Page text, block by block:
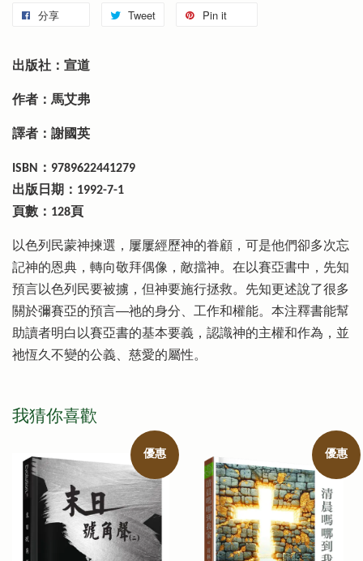
分享 Tweet Pin it
出版社：宣道
作者：馬艾弗
譯者：謝國英
ISBN：9789622441279
出版日期：1992-7-1
頁數：128頁
以色列民蒙神揀選，屢屢經歷神的眷顧，可是他們卻多次忘
記神的恩典，轉向敬拜偶像，敵擋神。在以賽亞書中，先知
預言以色列民要被擄，但神要施行拯救。先知更述說了很多
關於彌賽亞的預言──祂的身分、工作和權能。本注釋書能幫
助讀者明白以賽亞書的基本要義，認識神的主權和作為，並
祂恆久不變的公義、慈愛的屬性。
我猜你喜歡
優惠 優惠